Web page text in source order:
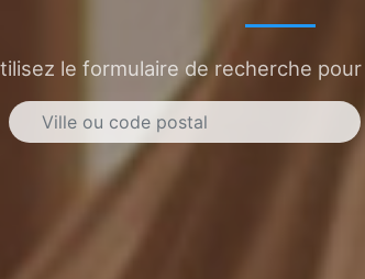
le formulaire de recherche